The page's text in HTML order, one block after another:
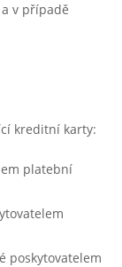
v případě
kreditní karty:
platební
poskytovatelem